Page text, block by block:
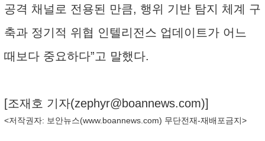
공격 채널로 전용된 만큼, 행위 기반 탐지 체계 구
축과 정기적 위협 인텔리전스 업데이트가 어느
때보다 중요하다”고 말했다.
[조재호 기자(zephyr@boannews.com)]
<저작권자: 보안뉴스(www.boannews.com) 무단전재-재배포금지>